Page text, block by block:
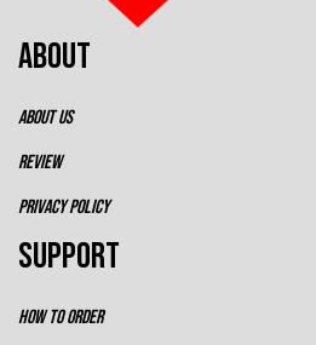
ABOUT
ABOUT US
REVIEW
PRIVACY POLICY
SUPPORT
HOW TO ORDER